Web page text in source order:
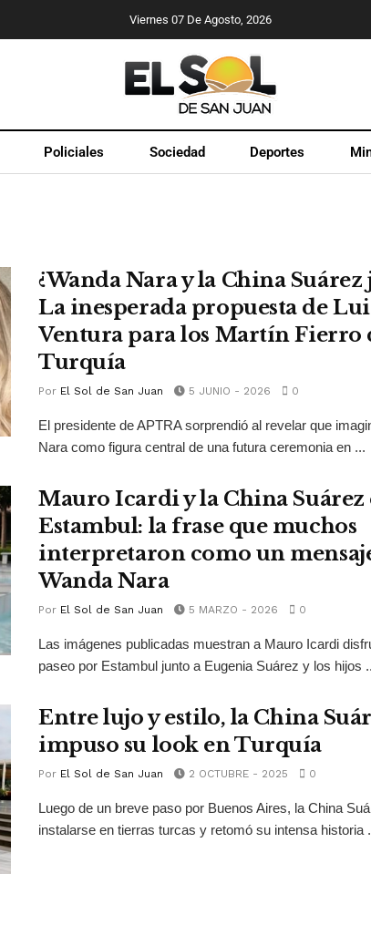
Viernes 07 De Agosto, 2026
Policiales Sociedad Deportes
¿Wanda Nara y la China Suárez
La inesperada propuesta de
Ventura para los Martín Fierro
Turquía
Por El Sol de San Juan 5 JUNIO - 2026 0
El presidente de APTRA sorprendió al revelar que
Nara como figura central de una futura ceremonia en ...
Mauro Icardi y la China Suárez
Estambul: la frase que muchos
interpretaron como un
Wanda Nara
Por El Sol de San Juan 5 MARZO - 2026 0
Las imágenes publicadas muestran a Mauro Icardi
paseo por Estambul junto a Eugenia Suárez y los hijos
Entre lujo y estilo, la China
impuso su look en Turquía
Por El Sol de San Juan 2 OCTUBRE - 2025 0
Luego de un breve paso por Buenos Aires, la China
instalarse en tierras turcas y retomó su intensa historia